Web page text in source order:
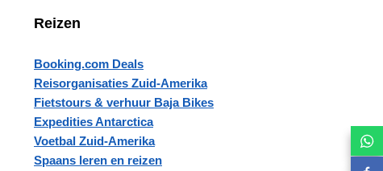
Reizen
Booking.com Deals
Reisorganisaties Zuid-Amerika
Fietstours & verhuur Baja Bikes
Expedities Antarctica
Voetbal Zuid-Amerika
Spaans leren en reizen